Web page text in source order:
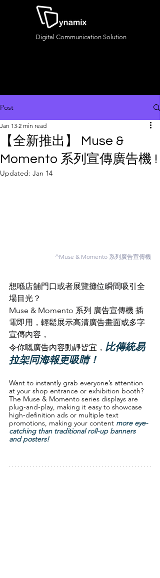
Digital Communication Solution
Post
【全新推出】 Muse &
Momento 系列宣傳廣告機 !
Jan 13 2 min read
Updated: Jan 14
^Muse & Momento 系列廣告宣傳機
想喺店舖門口或者展覽攤位瞬間吸引全
場目光？
Muse & Momento 系列 廣告宣傳機 插
電即用，輕鬆展示高清廣告畫面或多字
宣傳內容，
令你嘅廣告內容動靜皆宜， 比傳統易
拉架同海報更吸睛！
Want to instantly grab everyone’s attention
at your shop entrance or exhibition booth?
The Muse & Momento series displays are
plug-and-play, making it easy to showcase
high-definition ads or multiple text
promotions, making your content more eye-
catching than traditional roll-up banners
and posters!